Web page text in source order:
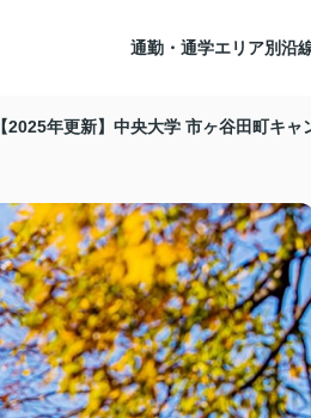
通勤・通学エリア別沿
【2025年更新】中央大学 市ヶ谷田町キ